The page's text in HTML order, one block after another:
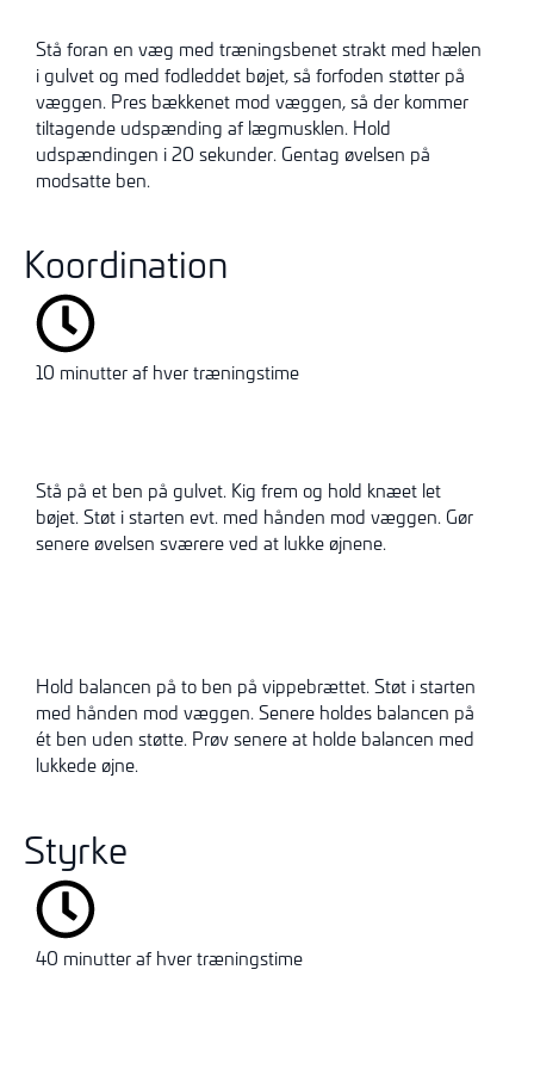
Stå foran en væg med træningsbenet strakt med hælen
i gulvet og med fodleddet bøjet, så forfoden støtter på
væggen. Pres bækkenet mod væggen, så der kommer
tiltagende udspænding af lægmusklen. Hold
udspændingen i 20 sekunder. Gentag øvelsen på
modsatte ben.
Koordination
10 minutter af hver træningstime
Stå på et ben på gulvet. Kig frem og hold knæet let
bøjet. Støt i starten evt. med hånden mod væggen. Gør
senere øvelsen sværere ved at lukke øjnene.
Hold balancen på to ben på vippebrættet. Støt i starten
med hånden mod væggen. Senere holdes balancen på
ét ben uden støtte. Prøv senere at holde balancen med
lukkede øjne.
Styrke
40 minutter af hver træningstime